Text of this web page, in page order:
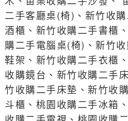
二手客廳桌(椅)、新竹收
酒櫃、新竹收購二手書櫃
購二手電腦桌(椅)、新竹
鞋架、新竹收購二手衣櫃
收購鏡台、新竹收購二手
竹收購二手床墊、新竹收
斗櫃、桃園收購二手冰箱